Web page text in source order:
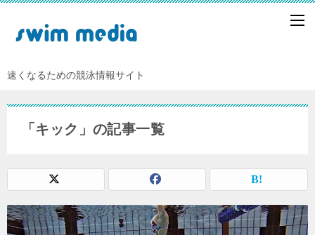
速くなるための競泳情報サイト
「キック」の記事一覧